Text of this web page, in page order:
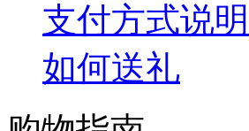
支付方式说明
如何送礼